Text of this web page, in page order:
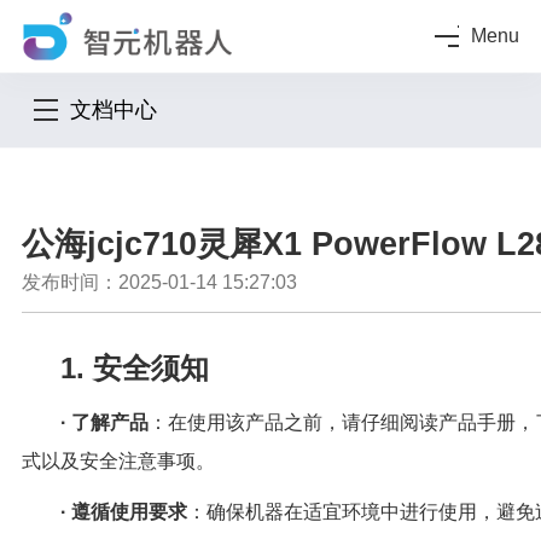
Menu
文档中心
公海jcjc710灵犀X1 PowerFlow
发布时间：2025-01-14 15:27:03
1. 安全须知
· 了解产品：在使用该产品之前，请仔细阅读产品手册
式以及安全注意事项。
· 遵循使用要求：确保机器在适宜环境中进行使用，避